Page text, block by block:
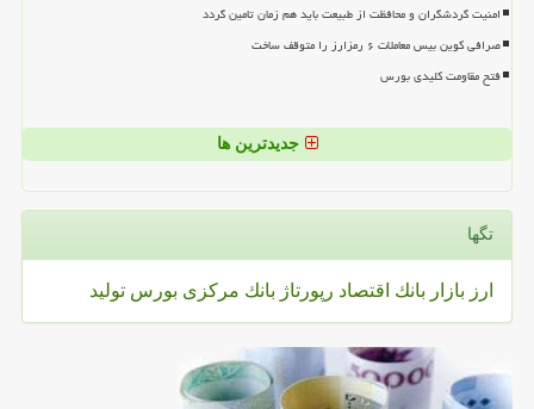
امنیت گردشگران و محافظت از طبیعت باید هم زمان تامین گردد
صرافی کوین بیس معاملات ۶ رمزارز را متوقف ساخت
فتح مقاومت کلیدی بورس
جدیدترین ها
تگها
ارز بازار بانك اقتصاد رپورتاژ بانك مركزی بورس تولید